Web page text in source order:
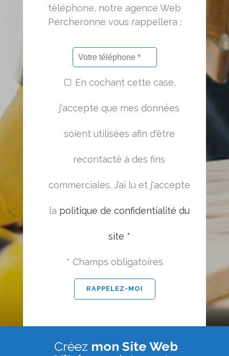
téléphone, notre agence Web
Percheronne vous rappellera :
En cochant cette case,
j'accepte que mes données
soient utilisées afin d'être
recontacté à des fins
commerciales. J’ai lu et j'accepte
la politique de confidentialité du
site *
* Champs obligatoires
Créez mon Site Web